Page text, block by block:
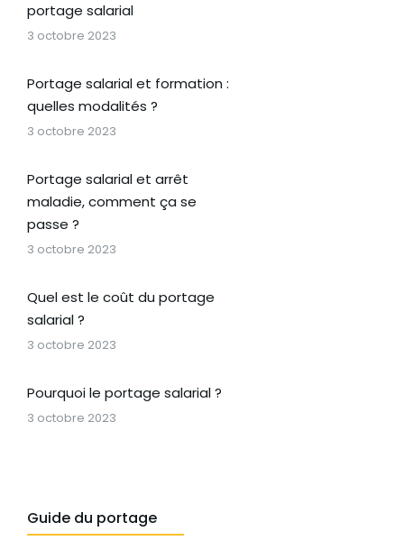
portage salarial
3 octobre 2023
Portage salarial et formation :
quelles modalités ?
3 octobre 2023
Portage salarial et arrêt
maladie, comment ça se
passe ?
3 octobre 2023
Quel est le coût du portage
salarial ?
3 octobre 2023
Pourquoi le portage salarial ?
3 octobre 2023
Guide du portage